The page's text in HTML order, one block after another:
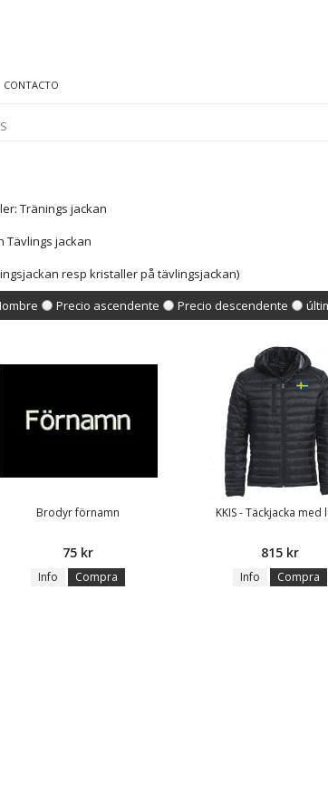
CONTACTO
Tränings jackan
Tävlings jackan
resp kristaller på tävlingsjackan)
Precio ascendente Precio descendente
Brodyr förnamn
75 kr
Info Compra
KKIS - Täckjacka med
815 kr
Info Compra